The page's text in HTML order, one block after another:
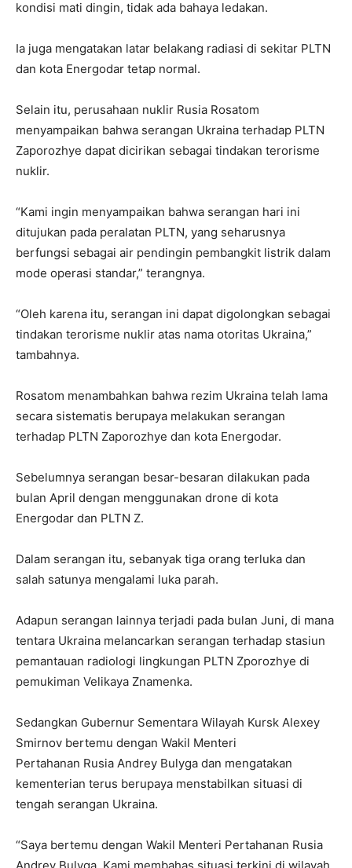
kondisi mati dingin, tidak ada bahaya ledakan.
Ia juga mengatakan latar belakang radiasi di sekitar PLTN
dan kota Energodar tetap normal.
Selain itu, perusahaan nuklir Rusia Rosatom
menyampaikan bahwa serangan Ukraina terhadap PLTN
Zaporozhye dapat dicirikan sebagai tindakan terorisme
nuklir.
“Kami ingin menyampaikan bahwa serangan hari ini
ditujukan pada peralatan PLTN, yang seharusnya
berfungsi sebagai air pendingin pembangkit listrik dalam
mode operasi standar,” terangnya.
“Oleh karena itu, serangan ini dapat digolongkan sebagai
tindakan terorisme nuklir atas nama otoritas Ukraina,”
tambahnya.
Rosatom menambahkan bahwa rezim Ukraina telah lama
secara sistematis berupaya melakukan serangan
terhadap PLTN Zaporozhye dan kota Energodar.
Sebelumnya serangan besar-besaran dilakukan pada
bulan April dengan menggunakan drone di kota
Energodar dan PLTN Z.
Dalam serangan itu, sebanyak tiga orang terluka dan
salah satunya mengalami luka parah.
Adapun serangan lainnya terjadi pada bulan Juni, di mana
tentara Ukraina melancarkan serangan terhadap stasiun
pemantauan radiologi lingkungan PLTN Zporozhye di
pemukiman Velikaya Znamenka.
Sedangkan Gubernur Sementara Wilayah Kursk Alexey
Smirnov bertemu dengan Wakil Menteri
Pertahanan Rusia Andrey Bulyga dan mengatakan
kementerian terus berupaya menstabilkan situasi di
tengah serangan Ukraina.
“Saya bertemu dengan Wakil Menteri Pertahanan Rusia